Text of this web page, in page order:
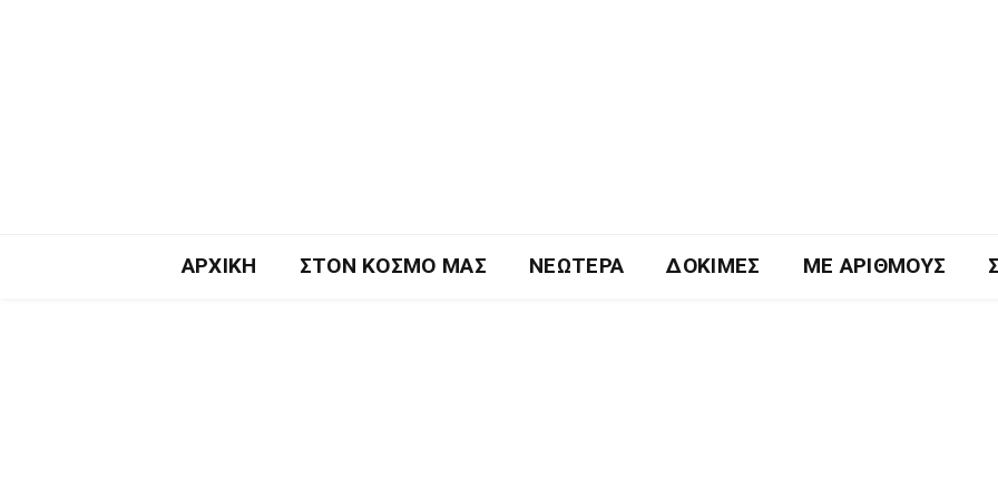
ΑΡΧΙΚΉ ΣΤΟΝ ΚΌΣΜΟ ΜΑΣ ΝΕΏΤΕΡΑ ΔΟΚΙΜΈΣ ΜΕ ΑΡΙΘΜΟΎΣ